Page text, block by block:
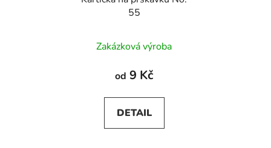
55
Zakázková výroba
od 9 Kč
DETAIL